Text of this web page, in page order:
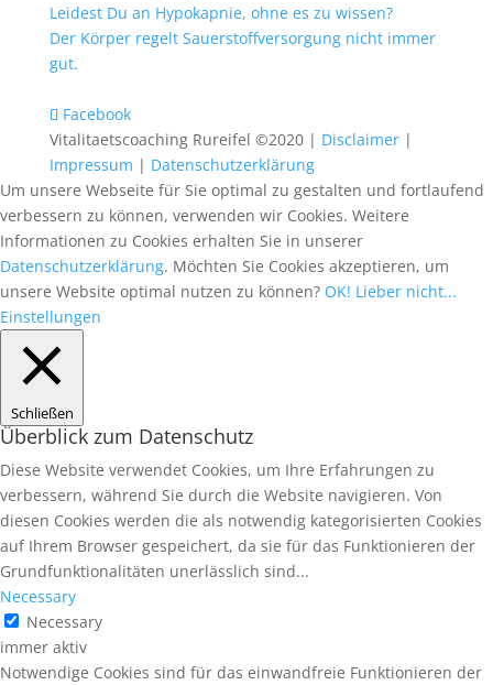
Leidest Du an Hypokapnie, ohne es zu wissen?
Der Körper regelt Sauerstoffversorgung nicht immer
gut.
Facebook
Vitalitaetscoaching Rureifel ©2020 | Disclaimer|
Impressum | Datenschutzerklärung
Um unsere Webseite für Sie optimal zu gestalten und fortlaufend
verbessern zu können, verwenden wir Cookies. Weitere
Informationen zu Cookies erhalten Sie in unserer
Datenschutzerklärung. Möchten Sie Cookies akzeptieren, um
unsere Website optimal nutzen zu können? OK! Lieber nicht...
Einstellungen
Schließen
Überblick zum Datenschutz
Diese Website verwendet Cookies, um Ihre Erfahrungen zu
verbessern, während Sie durch die Website navigieren. Von
diesen Cookies werden die als notwendig kategorisierten Cookies
auf Ihrem Browser gespeichert, da sie für das Funktionieren der
Grundfunktionalitäten unerlässlich sind...
Necessary
Necessary
immer aktiv
Notwendige Cookies sind für das einwandfreie Funktionieren der